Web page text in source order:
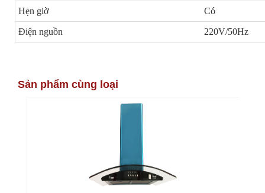
Hẹn giờ Có
Điện nguồn 220V/50Hz
Sản phẩm cùng loại